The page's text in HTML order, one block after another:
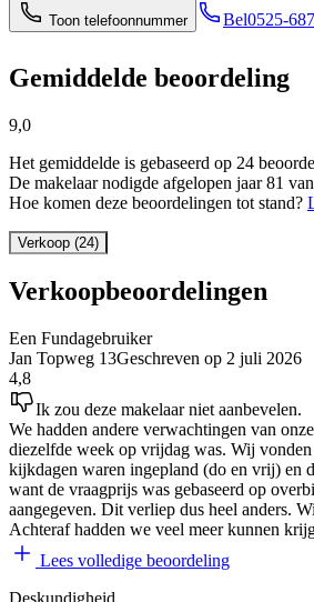
Toon telefoonnummer Bel0525-
Gemiddelde beoordeling
9,0
Het gemiddelde is gebaseerd op 24
De makelaar nodigde afgelopen jaar 81
Hoe komen deze beoordelingen tot stand?
Verkoop (24)
Verkoopbeoordelingen
Een Fundagebruiker
Jan Topweg 13Geschreven op 2 juli 2026
4,8
Ik zou deze makelaar niet aanbevelen.
We hadden andere verwachtingen van
diezelfde week op vrijdag was. Wij
kijkdagen waren ingepland (do en vrij) en
want de vraagprijs was gebaseerd op
aangegeven. Dit verliep dus heel anders.
Achteraf hadden we veel meer kunnen
Lees volledige beoordeling
Deskundigheid